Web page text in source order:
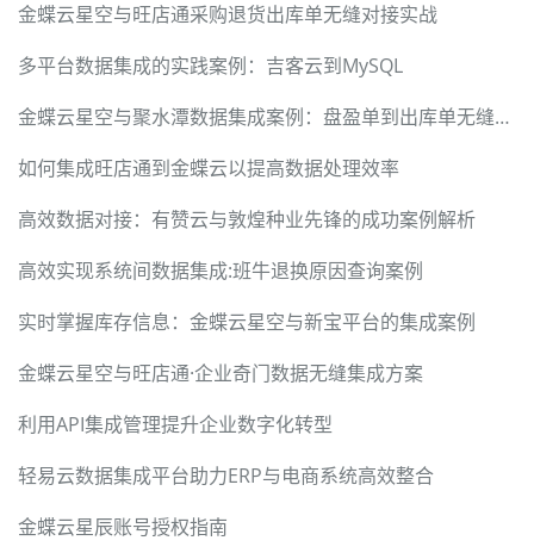
金蝶云星空与旺店通采购退货出库单无缝对接实战
多平台数据集成的实践案例：吉客云到MySQL
金蝶云星空与聚水潭数据集成案例：盘盈单到出库单无缝对接
如何集成旺店通到金蝶云以提高数据处理效率
高效数据对接：有赞云与敦煌种业先锋的成功案例解析
高效实现系统间数据集成:班牛退换原因查询案例
实时掌握库存信息：金蝶云星空与新宝平台的集成案例
金蝶云星空与旺店通·企业奇门数据无缝集成方案
利用API集成管理提升企业数字化转型
轻易云数据集成平台助力ERP与电商系统高效整合
金蝶云星辰账号授权指南